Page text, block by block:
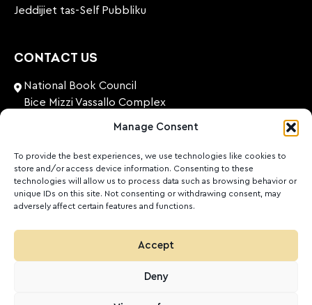
Manage Consent
To provide the best experiences, we use technologies like cookies to
store and/or access device information. Consenting to these
technologies will allow us to process data such as browsing behavior or
unique IDs on this site. Not consenting or withdrawing consent, may
adversely affect certain features and functions.
Accept
Deny
Jeddijiet tas-Self Pubbliku
CONTACT US
National Book Council
Bice Mizzi Vassallo Complex
Malta
+356 27131574
nationalbookcouncil@gov.mt
FOLLOW US
Facebook
Ktieb.org.mt Politika ta’ Privatezza